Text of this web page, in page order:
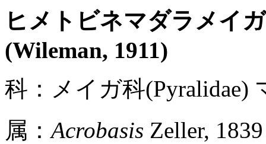
ヒメトビネマダラメイ
(Wileman, 1911)
科：メイガ科(Pyralidae)
属：Acrobasis Zeller, 1839